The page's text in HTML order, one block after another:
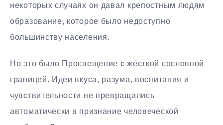
некоторых случаях он давал крепостным людям
образование, которое было недоступно
большинству населения.
Но это было Просвещение с жёсткой сословной
границей. Идеи вкуса, разума, воспитания и
чувствительности не превращались
автоматически в признание человеческой